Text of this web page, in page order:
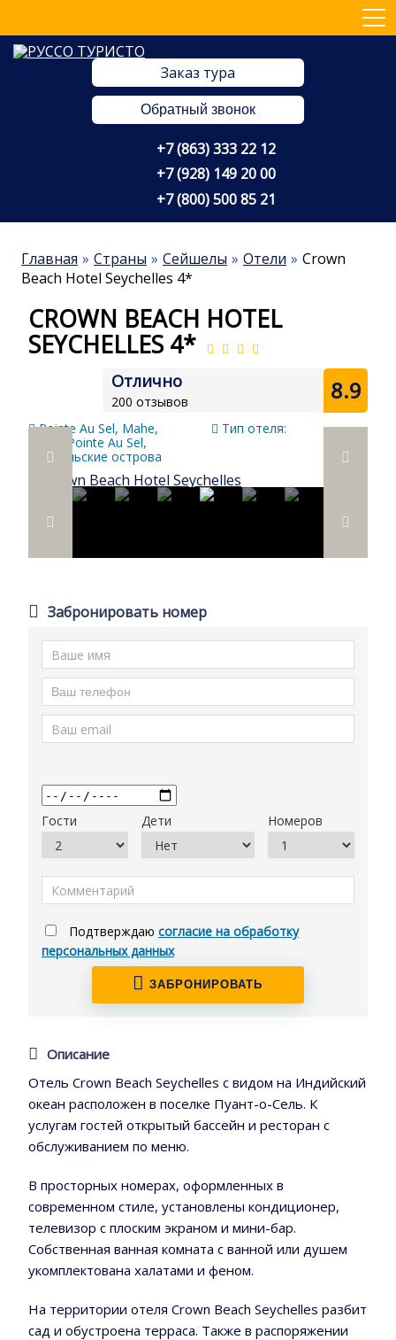
Заказ тура
Обратный звонок
+7 (863) 333 22 12
+7 (928) 149 20 00
+7 (800) 500 85 21
Главная Страны Сейшелы Отели
Crown
Beach Hotel Seychelles 4*
CROWN BEACH HOTEL
SEYCHELLES 4*
Отлично
200 отзывов 8.9
Pointe Au Sel, Mahe,
00248 Pointe Au Sel,
Сейшельские острова
Тип отеля:
Забронировать номер
Гости Дети Номеров
Подтверждаю согласие на обработку
персональных данных
ЗАБРОНИРОВАТЬ
Описание
Отель Crown Beach Seychelles с видом на Индийский
океан расположен в поселке Пуант-о-Сель. К
услугам гостей открытый бассейн и ресторан с
обслуживанием по меню.
В просторных номерах, оформленных в
современном стиле, установлены кондиционер,
телевизор с плоским экраном и мини-бар.
Собственная ванная комната с ванной или душем
укомплектована халатами и феном.
На территории отеля Crown Beach Seychelles разбит
сад и обустроена терраса. Также в распоряжении